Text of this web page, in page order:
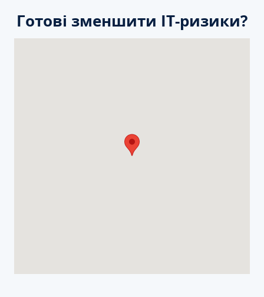
Готові зменшити ІТ-ризики?